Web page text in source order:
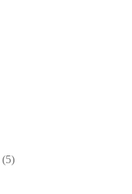
(5)